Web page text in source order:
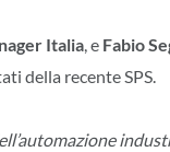
Italia , e Fabio
della recente SPS.